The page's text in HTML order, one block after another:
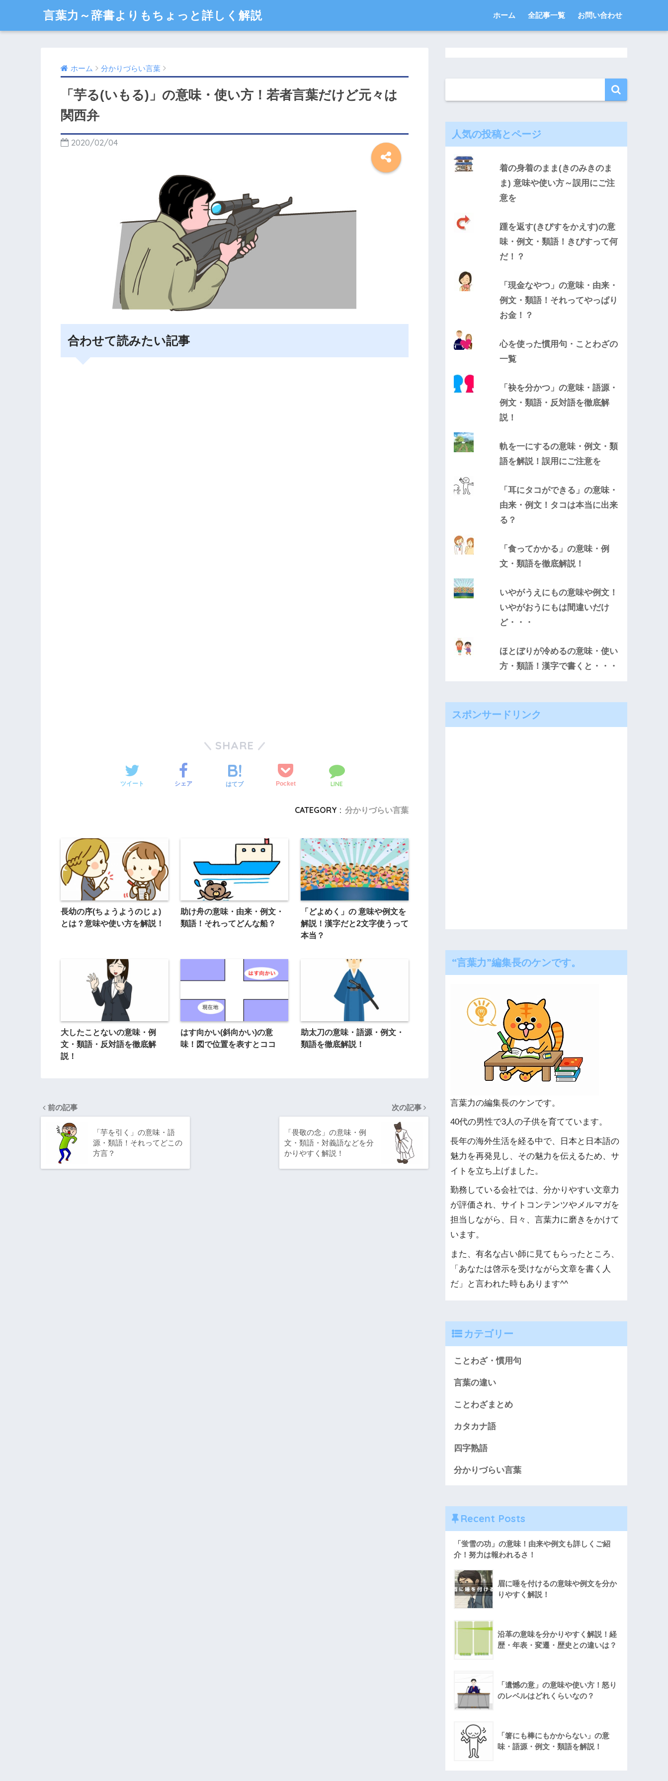
言葉力～辞書よりもちょっと詳しく解説 ホーム 全記事一覧 お問い合わせ
ホーム 分かりづらい言葉
「芋る(いもる)」の意味・使い方！若者言葉だけど元々は
関西弁
2020/02/04
合わせて読みたい記事
SHARE
ツイート シェア はてブ Pocket LINE
CATEGORY : 分かりづらい言葉
長幼の序(ちょうようのじょ)
とは？意味や使い方を解説！
助け舟の意味・由来・例文・
類語！それってどんな船？
「どよめく」の 意味や例文を
解説！漢字だと2文字使うって
本当？
大したことないの意味・例
文・類語・反対語を徹底解
説！
はす向かい(斜向かい)の意
味！図で位置を表すとココ
助太刀の意味・語源・例文・
類語を徹底解説！
前の記事
「芋を引く」の意味・語
源・類語！それってどこの
方言？
次の記事
「畏敬の念」の意味・例
文・類語・対義語などを分
かりやすく解説！
人気の投稿とページ
着の身着のまま(きのみきのま
ま) 意味や使い方～誤用にご注
意を
踵を返す(きびすをかえす)の意
味・例文・類語！きびすって何
だ！？
「現金なやつ」の意味・由来・
例文・類語！それってやっぱり
お金！？
心を使った慣用句・ことわざの
一覧
「袂を分かつ」の意味・語源・
例文・類語・反対語を徹底解
説！
軌を一にするの意味・例文・類
語を解説！誤用にご注意を
「耳にタコができる」の意味・
由来・例文！タコは本当に出来
る？
「食ってかかる」の意味・例
文・類語を徹底解説！
いやがうえにもの意味や例文！
いやがおうにもは間違いだけ
ど・・・
ほとぼりが冷めるの意味・使い
方・類語！漢字で書くと・・・
スポンサードリンク
“言葉力”編集長のケンです。
言葉力の編集長のケンです。
40代の男性で3人の子供を育てています。
長年の海外生活を経る中で、日本と日本語の
魅力を再発見し、その魅力を伝えるため、サ
イトを立ち上げました。
勤務している会社では、分かりやすい文章力
が評価され、サイトコンテンツやメルマガを
担当しながら、日々、言葉力に磨きをかけて
います。
また、有名な占い師に見てもらったところ、
「あなたは啓示を受けながら文章を書く人
だ」と言われた時もあります^^
カテゴリー
ことわざ・慣用句
言葉の違い
ことわざまとめ
カタカナ語
四字熟語
分かりづらい言葉
Recent Posts
「蛍雪の功」の意味！由来や例文も詳しくご紹
介！努力は報われるさ！
眉に唾を付けるの意味や例文を分か
りやすく解説！
沿革の意味を分かりやすく解説！経
歴・年表・変遷・歴史との違いは？
「遺憾の意」の意味や使い方！怒り
のレベルはどれくらいなの？
「箸にも棒にもかからない」の意
味・語源・例文・類語を解説！